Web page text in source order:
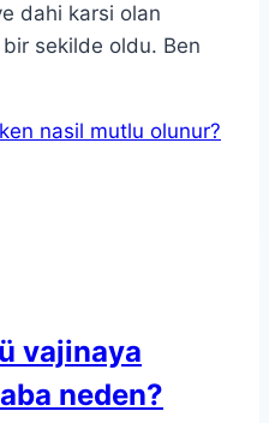
dahi karsi olan
sekilde oldu. Ben
nasil mutlu olunur?
vajinaya
neden?